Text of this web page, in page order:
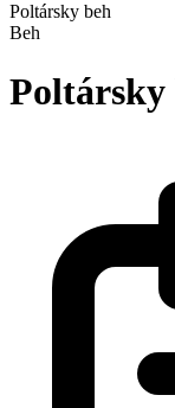
Poltársky beh
Beh
Poltársky